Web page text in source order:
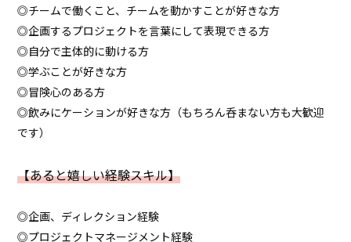
◎チームで働くこと、チームを動かすことが好きな方
◎企画するプロジェクトを言葉にして表現できる方
◎自分で主体的に動ける方
◎学ぶことが好きな方
◎冒険心のある方
◎飲みにケーションが好きな方（もちろん呑まない方も大歓迎
です）
【あると嬉しい経験スキル】
◎企画、ディレクション経験
◎プロジェクトマネージメント経験